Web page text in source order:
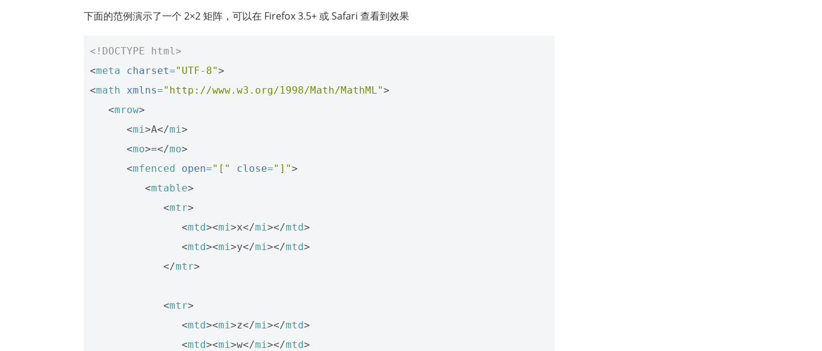
下面的范例演示了一个 2×2 矩阵，可以在 Firefox 3.5+ 或 Safari 查看到效果
<!DOCTYPE html>
<meta charset="UTF-8">
<math xmlns="http://www.w3.org/1998/Math/MathML">
<mrow>
<mi >A</mi >
<mo>=</mo>
<mfenced open="[" close="]">
<mtable>
<mtr>
<mtd><mi >x</mi ></mtd>
<mtd><mi >y</mi ></mtd>
</mtr>
<mtr>
<mtd><mi >z</mi ></mtd>
<mtd><mi >w</mi ></mtd>